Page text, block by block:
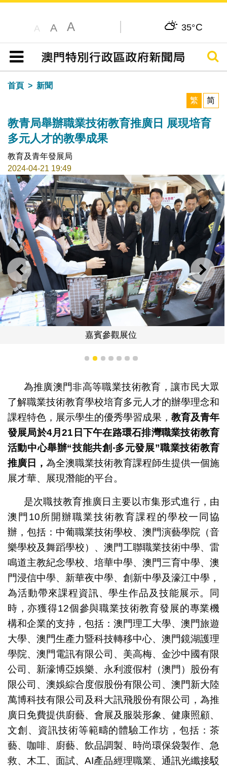
A A A 35°C
目錄
搜尋
首頁
新聞
繁
简
教青局舉辦職業技術教育推廣日 展現培育
多元人才的教學成果
教育及青年發展局
2024-04-21 19:49
上一則 下一
嘉賓參觀展位
1 2 3 4 5 6 7
為推廣澳門非高等職業技術教育，讓市民大眾
了解職業技術教育學校培育多元人才的辦學理念和
課程特色，展示學生的優秀學習成果，教育及青年
發展局於4月21 日下午在路環石排灣職業技術教育
活動中心舉辦“技能共創 ‧多元發展”職業技術教育
推廣日， 為全澳職業技術教育課程師生提供一個施
展才華、展現潛能的平台。
是次職技教育推廣日主要以市集形式進行，由
澳門10所開辦職業技術教育課程的學校一同協
辦，包括：中葡職業技術學校、澳門演藝學院（音
樂學校及舞蹈學校）、澳門工聯職業技術中學、雷
鳴道主教紀念學校、培華中學、澳門三育中學、澳
門浸信中學、新華夜中學、創新中學及濠江中學，
為活動帶來課程資訊、學生作品及技能展示。同
時，亦獲得12個參與職業技術教育發展的專業機
構和企業的支持，包括：澳門理工大學、澳門旅遊
大學、澳門生產力暨科技轉移中心、澳門鏡湖護理
學院、澳門電訊有限公司、美高梅、金沙中國有限
公司、新濠博亞娛樂、永利渡假村（澳門）股份有
限公司、澳娛綜合度假股份有限公司、澳門新大陸
萬博科技有限公司及科大訊飛股份有限公司，為推
廣日免費提供廚藝、會展及服裝形象、健康照顧、
文創、資訊技術等範疇的體驗工作坊，包括：茶
藝、咖啡、廚藝、飲品調製、時尚環保袋製作、急
救、木工、面試、AI產品經理職業、通訊光纖接駁